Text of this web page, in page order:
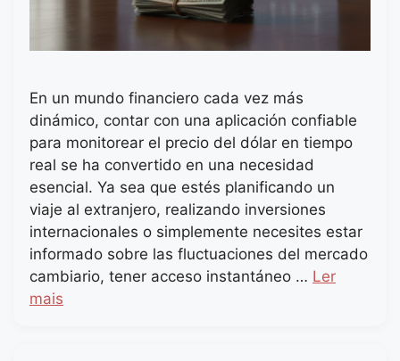
En un mundo financiero cada vez más
dinámico, contar con una aplicación confiable
para monitorear el precio del dólar en tiempo
real se ha convertido en una necesidad
esencial. Ya sea que estés planificando un
viaje al extranjero, realizando inversiones
internacionales o simplemente necesites estar
informado sobre las fluctuaciones del mercado
cambiario, tener acceso instantáneo … Ler
mais